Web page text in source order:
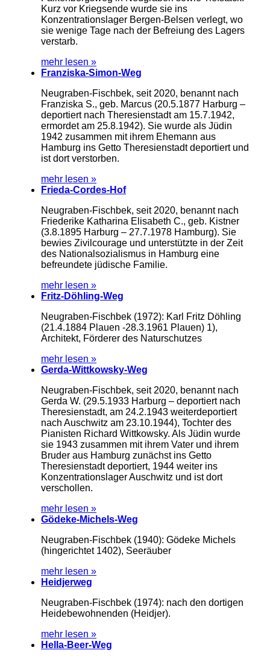
Kurz vor Kriegsende wurde sie ins
Konzentrationslager Bergen-Belsen verlegt, wo
sie wenige Tage nach der Befreiung des Lagers
verstarb.
mehr lesen »
Franziska-Simon-Weg
Neugraben-Fischbek, seit 2020, benannt nach
Franziska S., geb. Marcus (20.5.1877 Harburg –
deportiert nach Theresienstadt am 15.7.1942,
ermordet am 25.8.1942). Sie wurde als Jüdin
1942 zusammen mit ihrem Ehemann aus
Hamburg ins Getto Theresienstadt deportiert und
ist dort verstorben.
mehr lesen »
Frieda-Cordes-Hof
Neugraben-Fischbek, seit 2020, benannt nach
Friederike Katharina Elisabeth C., geb. Kistner
(3.8.1895 Harburg – 27.7.1978 Hamburg). Sie
bewies Zivilcourage und unterstützte in der Zeit
des Nationalsozialismus in Hamburg eine
befreundete jüdische Familie.
mehr lesen »
Fritz-Döhling-Weg
Neugraben-Fischbek (1972): Karl Fritz Döhling
(21.4.1884 Plauen -28.3.1961 Plauen) 1),
Architekt, Förderer des Naturschutzes
mehr lesen »
Gerda-Wittkowsky-Weg
Neugraben-Fischbek, seit 2020, benannt nach
Gerda W. (29.5.1933 Harburg – deportiert nach
Theresienstadt, am 24.2.1943 weiterdeportiert
nach Auschwitz am 23.10.1944), Tochter des
Pianisten Richard Wittkowsky. Als Jüdin wurde
sie 1943 zusammen mit ihrem Vater und ihrem
Bruder aus Hamburg zunächst ins Getto
Theresienstadt deportiert, 1944 weiter ins
Konzentrationslager Auschwitz und ist dort
verschollen.
mehr lesen »
Gödeke-Michels-Weg
Neugraben-Fischbek (1940): Gödeke Michels
(hingerichtet 1402), Seeräuber
mehr lesen »
Heidjerweg
Neugraben-Fischbek (1974): nach den dortigen
Heidebewohnenden (Heidjer).
mehr lesen »
Hella-Beer-Weg